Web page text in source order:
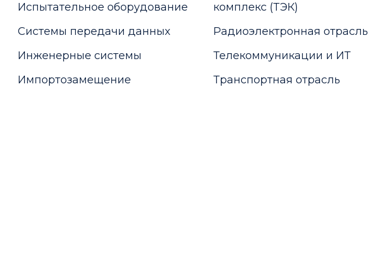
Испытательное оборудование
Системы передачи данных
Инженерные системы
Импортозамещение
комплекс (ТЭК)
Радиоэлектронная отрасль
Телекоммуникации и ИТ
Транспортная отрасль